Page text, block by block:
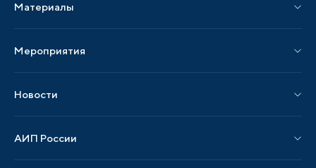
Услуги по локализации
Материалы
Публикации СМИ и статьи
Образцы документов
Мероприятия
Мероприятия отрасли
Новости
Новости отрасли
АИП России